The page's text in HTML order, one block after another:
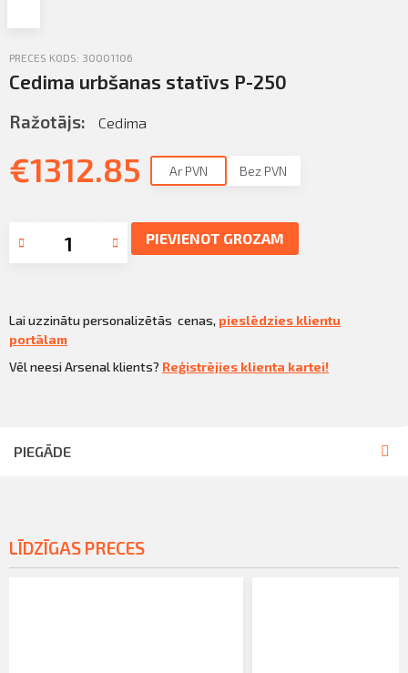
PRECES KODS: 30001106
Cedima urbšanas statīvs P-250
Ražotājs: Cedima
€1312.85 Ar PVN Bez PVN
PIEVIENOT GROZAM
Lai uzzinātu personalizētās cenas, pieslēdzies klientu
portālam
Vēl neesi Arsenal klients? Reģistrējies klienta kartei!
PIEGĀDE
LĪDZĪGAS PRECES